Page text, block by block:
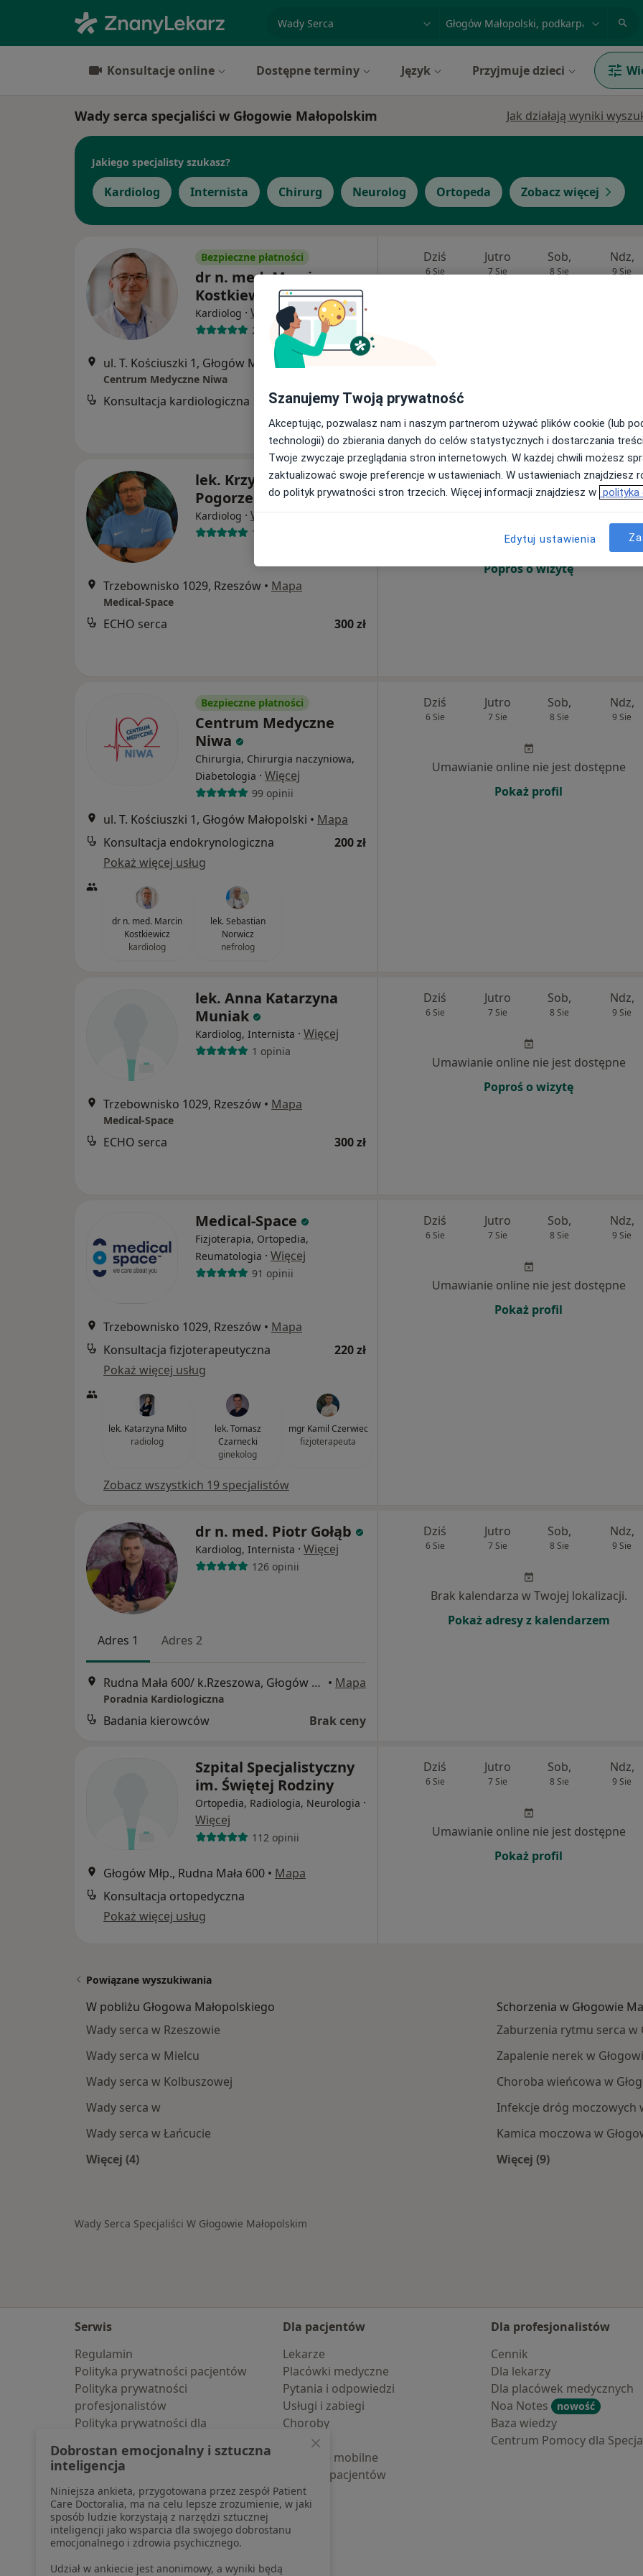
miasto lub dzielnica
Konsultacje online Dostępne terminy Język Przyjmuje dzieci
Wady serca specjaliści w Głogowie Małopolskim Jak działają wyniki
Jakiego specjalisty szukasz?
Kardiolog Internista Chirurg Neurolog Ortopeda Zobacz więcej
Bezpieczne płatności
dr n. med. Marcin
Kostkiewicz
Kardiolog · Więcej
27 opinii
ul. T. Kościuszki 1, Głogów Małopolski
Centrum Medyczne Niwa
Konsultacja kardiologiczna od 250 zł
Dziś
6 Sie
Jutro
7 Sie
Sob,
8 Sie
Ndz,
9 Sie
lek. Krzysztof
Pogorzelski
Kardiolog · Więcej
1 opinia
Trzebownisko 1029, Rzeszów • Mapa
Medical-Space
ECHO serca 300 zł
Dziś
6 Sie
Jutro
7 Sie
Sob,
8 Sie
Ndz,
9 Sie
Umawianie online nie jest dostępne
Poproś o wizytę
Bezpieczne płatności
Centrum Medyczne
Niwa
Chirurgia, Chirurgia naczyniowa,
Diabetologia · Więcej
99 opinii
ul. T. Kościuszki 1, Głogów Małopolski • Mapa
Konsultacja endokrynologiczna
200 zł
Pokaż więcej usług
dr n. med. Marcin
Kostkiewicz
kardiolog
lek. Sebastian
Norwicz
nefrolog
Dziś
6 Sie
Jutro
7 Sie
Sob,
8 Sie
Ndz,
9 Sie
Umawianie online nie jest dostępne
Pokaż profil
lek. Anna Katarzyna
Muniak
Kardiolog, Internista · Więcej
1 opinia
Trzebownisko 1029, Rzeszów • Mapa
Medical-Space
ECHO serca 300 zł
Dziś
6 Sie
Jutro
7 Sie
Sob,
8 Sie
Ndz,
9 Sie
Umawianie online nie jest dostępne
Poproś o wizytę
Medical-Space
Fizjoterapia, Ortopedia,
Reumatologia · Więcej
91 opinii
Trzebownisko 1029, Rzeszów • Mapa
Konsultacja fizjoterapeutyczna
220 zł
Pokaż więcej usług
lek. Katarzyna Miłto
radiolog
lek. Tomasz
Czarnecki
ginekolog
mgr Kamil Czerwiec
fizjoterapeuta
Zobacz wszystkich 19 specjalistów
Dziś
6 Sie
Jutro
7 Sie
Sob,
8 Sie
Ndz,
9 Sie
Umawianie online nie jest dostępne
Pokaż profil
dr n. med. Piotr Gołąb
Kardiolog, Internista · Więcej
126 opinii
Adres 1 Adres 2
Rudna Mała 600/ k.Rzeszowa, Głogów Małopolski • Mapa
Poradnia Kardiologiczna
Badania kierowców Brak ceny
Dziś
6 Sie
Jutro
7 Sie
Sob,
8 Sie
Ndz,
9 Sie
Brak kalendarza w Twojej lokalizacji.
Pokaż adresy z kalendarzem
Szpital Specjalistyczny
im. Świętej Rodziny
Ortopedia, Radiologia, Neurologia ·
Więcej
112 opinii
Głogów Młp., Rudna Mała 600 • Mapa
Konsultacja ortopedyczna
Pokaż więcej usług
Dziś
6 Sie
Jutro
7 Sie
Sob,
8 Sie
Ndz,
9 Sie
Umawianie online nie jest dostępne
Pokaż profil
Powiązane wyszukiwania
W pobliżu Głogowa Małopolskiego
Wady serca w Rzeszowie
Wady serca w Mielcu
Wady serca w Kolbuszowej
Wady serca w
Wady serca w Łańcucie
Więcej (4)
Schorzenia w Głogowie
Zaburzenia rytmu serca w
Zapalenie nerek w
Choroba wieńcowa w
Infekcje dróg moczowych
Kamica moczowa w
Więcej (9)
Wady Serca Specjaliści W Głogowie Małopolskim
Serwis
Regulamin
Polityka prywatności pacjentów
Polityka prywatności
profesjonalistów
Polityka prywatności dla
pozyskaliśmy samodzielnie
Polityka cookies
Jak działają wyniki wyszukiwania
Dostępność
O nas
Praca Rekrutujemy!
Partnerzy
Dla pacjentów
Lekarze
Placówki medyczne
Pytania i odpowiedzi
Usługi i zabiegi
Choroby
Pomoc
Aplikacje mobilne
Blog dla pacjentów
Dla profesjonalistów
Cennik
Dla lekarzy
Dla placówek medycznych
Noa Notes
nowość
Baza wiedzy
Centrum Pomocy dla
Szanujemy Twoją prywatność
Akceptując, pozwalasz nam i naszym partnerom używać plików cookie (lub
technologii) do zbierania danych do celów statystycznych i dostarczania
Twoje zwyczaje przeglądania stron internetowych. W każdej chwili możesz
zaktualizować swoje preferencje w ustawieniach. W ustawieniach znajdziesz
do polityk prywatności stron trzecich. Więcej informacji znajdziesz w polityka
Edytuj ustawienia
Dobrostan emocjonalny i sztuczna
inteligencja
Niniejsza ankieta, przygotowana przez zespół Patient
Care Doctoralia, ma na celu lepsze zrozumienie, w jaki
sposób ludzie korzystają z narzędzi sztucznej
inteligencji jako wsparcia dla swojego dobrostanu
emocjonalnego i zdrowia psychicznego.
Udział w ankiecie jest anonimowy, a wyniki będą